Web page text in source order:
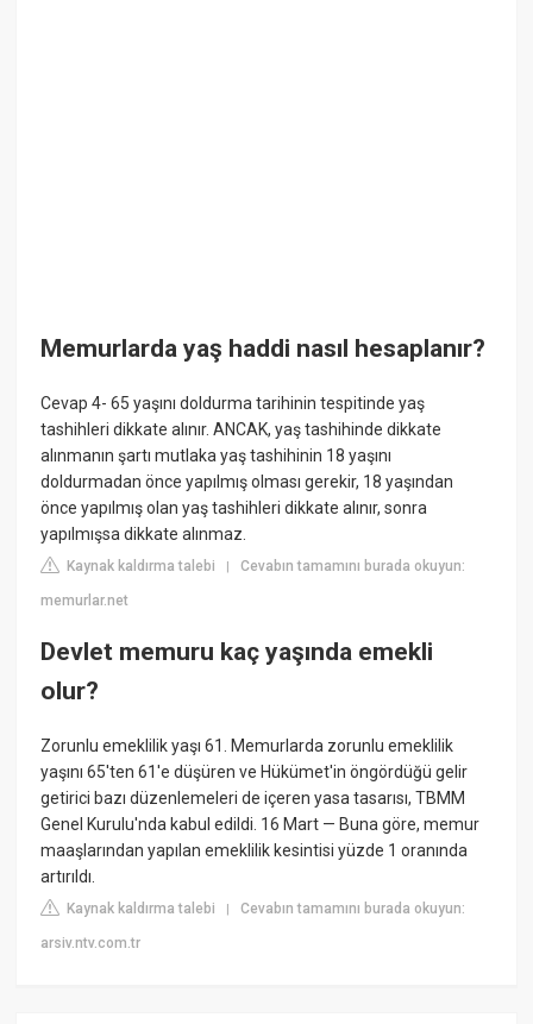
Memurlarda yaş haddi nasıl hesaplanır?
Cevap 4- 65 yaşını doldurma tarihinin tespitinde yaş
tashihleri dikkate alınır. ANCAK, yaş tashihinde dikkate
alınmanın şartı mutlaka yaş tashihinin 18 yaşını
doldurmadan önce yapılmış olması gerekir, 18 yaşından
önce yapılmış olan yaş tashihleri dikkate alınır, sonra
yapılmışsa dikkate alınmaz.
Kaynak kaldırma talebi |Cevabın tamamını burada okuyun:
memurlar.net
Devlet memuru kaç yaşında emekli
olur?
Zorunlu emeklilik yaşı 61. Memurlarda zorunlu emeklilik
yaşını 65'ten 61'e düşüren ve Hükümet'in öngördüğü gelir
getirici bazı düzenlemeleri de içeren yasa tasarısı, TBMM
Genel Kurulu'nda kabul edildi. 16 Mart — Buna göre, memur
maaşlarından yapılan emeklilik kesintisi yüzde 1 oranında
artırıldı.
Kaynak kaldırma talebi |Cevabın tamamını burada okuyun:
arsiv.ntv.com.tr